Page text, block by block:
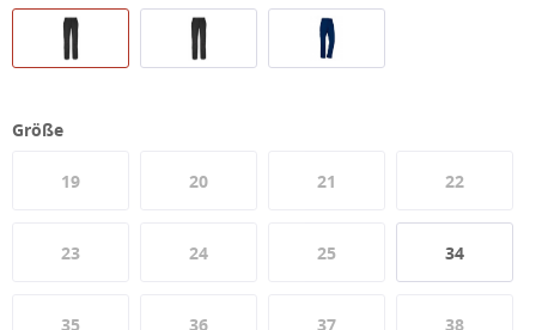
Größe
19 20 21 22
23 24 25 34
35 36 37 38